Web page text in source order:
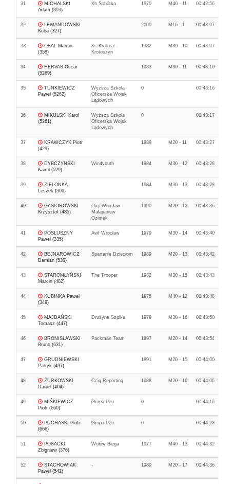
31
MICHALSKI
Adam (393)
Kb Sobótka 1970 M40 - 11 00:42:56
32
LEWANDOWSKI
Kuba (327)
2000 M16 - 1 00:43:07
33
OBAL Marcin
(358)
Ks Krotosz -
Krotoszyn
1982 M30 - 10 00:43:07
34
HERVAS Oscar
(5269)
1983 M30 - 11 00:43:10
35
TUNKIEWICZ
Paweł (5262)
Wyższa Szkoła
Oficerska Wojsk
Lądowych
0 00:43:16
36
MIKULSKI Karol
(5261)
Wyższa Szkoła
Oficerska Wojsk
Lądowych
0 00:43:17
37
KRAWCZYK Piotr
(429)
1989 M20 - 11 00:43:27
38
DYBCZYNSKI
Kamil (529)
Win4youth 1984 M30 - 12 00:43:28
39
ZIELONKA
Leszek (300)
1984 M30 - 13 00:43:28
40
GĄSIOROWSKI
Krzysztof (485)
Oirp Wrocław
Małapanew
Ozimek
1990 M20 - 12 00:43:36
41
POSŁUSZNY
Paweł (335)
Awf Wrocław 1979 M30 - 14 00:43:40
42
BEJNAROWICZ
Damian (530)
Spartanie Dzieciom 1989 M20 - 13 00:43:42
43
STAROMŁYŃSKI
Marcin (482)
The Trooper 1982 M30 - 15 00:43:43
44
KUBINKA Paweł
(349)
1975 M40 - 12 00:43:48
45
MAJDAŃSKI
Tomasz (447)
Drużyna Szpiku 1979 M30 - 16 00:43:50
46
BRONISŁAWSKI
Bruno (631)
Packman Team 1997 M20 - 14 00:43:54
47
GRUDNIEWSKI
Patryk (497)
1991 M20 - 15 00:44:00
48
ŻURKOWSKI
Daniel (404)
Ccig Reporting 1988 M20 - 16 00:44:06
49
MIŚKIEWICZ
Piotr (660)
Grupa Pzu 0 00:44:16
50
PUCHASKI Piotr
(666)
Grupa Pzu 0 00:44:23
51
POSACKI
Zbigniew (376)
Wołów Biega 1977 M40 - 13 00:44:32
52
STACHOWIAK
Paweł (542)
- 1989 M20 - 17 00:44:36